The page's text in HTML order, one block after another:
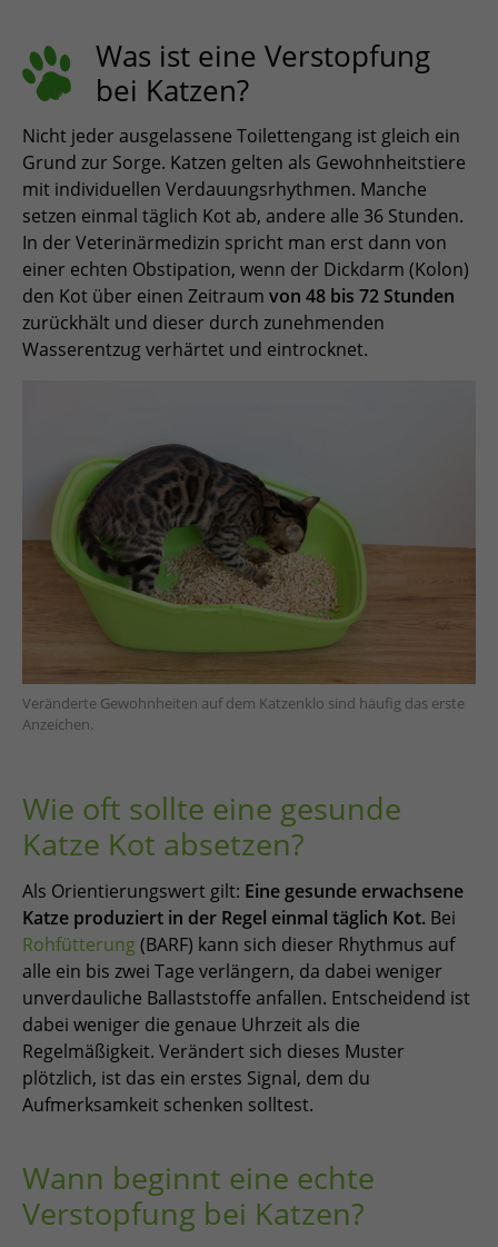
Was ist eine Verstopfung
bei Katzen?
Nicht jeder ausgelassene Toilettengang ist gleich ein
Grund zur Sorge. Katzen gelten als Gewohnheitstiere
mit individuellen Verdauungsrhythmen. Manche
setzen einmal täglich Kot ab, andere alle 36 Stunden.
In der Veterinärmedizin spricht man erst dann von
einer echten Obstipation, wenn der Dickdarm (Kolon)
den Kot über einen Zeitraum von 48 bis 72 Stunden
zurückhält und dieser durch zunehmenden
Wasserentzug verhärtet und eintrocknet.
Veränderte Gewohnheiten auf dem Katzenklo sind häufig das erste
Anzeichen.
Wie oft sollte eine gesunde
Katze Kot absetzen?
Als Orientierungswert gilt: Eine gesunde erwachsene
Katze produziert in der Regel einmal täglich Kot. Bei
Rohfütterung(BARF) kann sich dieser Rhythmus auf
alle ein bis zwei Tage verlängern, da dabei weniger
unverdauliche Ballaststoffe anfallen. Entscheidend ist
dabei weniger die genaue Uhrzeit als die
Regelmäßigkeit. Verändert sich dieses Muster
plötzlich, ist das ein erstes Signal, dem du
Aufmerksamkeit schenken solltest.
Wann beginnt eine echte
Verstopfung bei Katzen?